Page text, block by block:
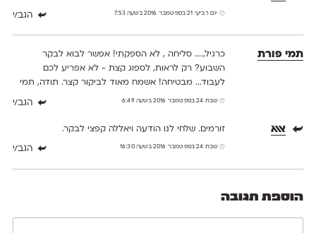
יום רביעי 21 בספטמבר 2016 בשעה 7:53 הגב/י
תמי פורת
כרגיל,.... סליחה , לא הספקתי! אפשר לבוא לבקר
השבוע? רק לראות, לספוג קצת - לא אפריע לכם
לעבוד... מבטיחה! אשמח מאוד לביקור קצר. תודה, תמי
שבת 24 בספטמבר 2016 בשעה 6:49 הגב/י
אאא זורמים. שלחי לנו הודעה ויאללה קפצי לבקר.
שבת 24 בספטמבר 2016 בשעה 16:30 הגב/י
הוספת תגובה